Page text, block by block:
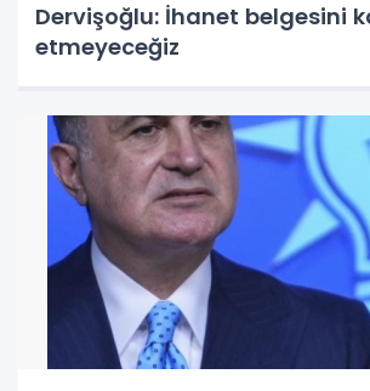
Dervişoğlu: İhanet belgesini
etmeyeceğiz